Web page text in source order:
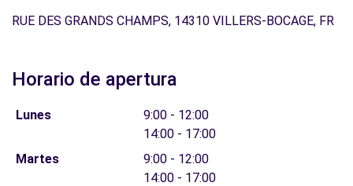
RUE DES GRANDS CHAMPS, 14310 VILLERS-BOCAGE, FR
Horario de apertura
Lunes
9:00 - 12:00
14:00 - 17:00
Martes
9:00 - 12:00
14:00 - 17:00